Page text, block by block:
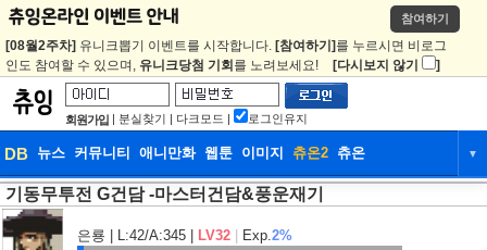
참여하기
[08월2주차] 유니크뽑기 이벤트를 시작합니다. [참여하기] 를 누르시면 비로그
인도 참여할 수 있으며, 유니크당첨 기회 를 노려보세요! [다시보지 않기 ]
회원가입 | 분실찾기 | 다크모드 | 로그인유지
DB 뉴스 커뮤니티 애니만화 웹툰 이미지 츄온2 츄온 ▼
DB 뉴스 커뮤니티
웹툰 이미지 츄온2
기동무투전 G건담 -마스터건담&풍운재기
은룡 | L:42/A:345 | LV32 Exp.2%